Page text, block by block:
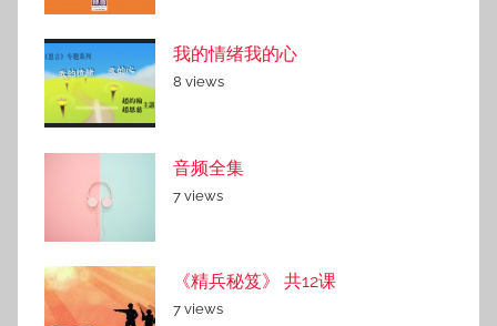
我的情绪我的心
8 views
音频全集
7 views
《精兵秘笈》 共12课
7 views